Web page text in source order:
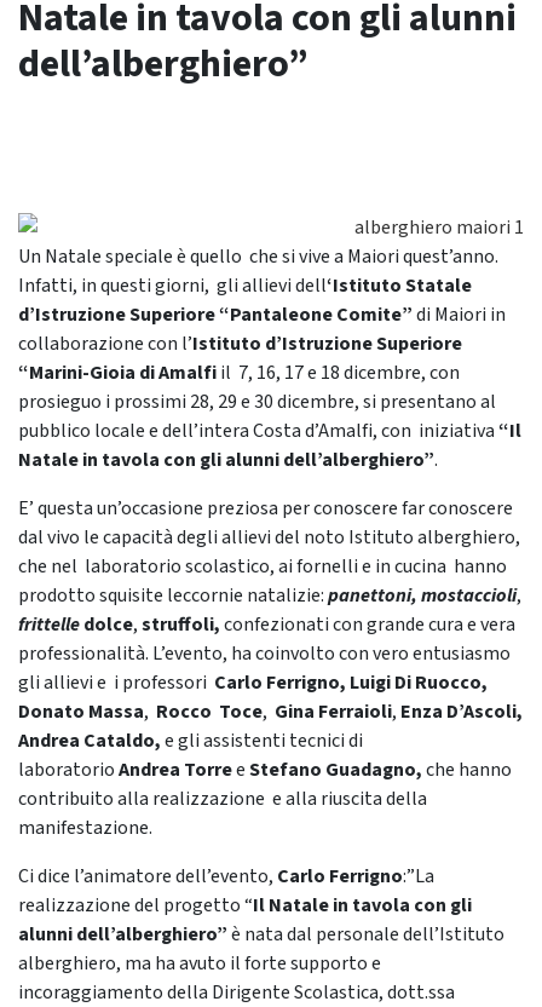
Natale in tavola con gli alunni
dell’alberghiero”
Un Natale speciale è quello che si vive a Maiori quest’anno.
Infatti, in questi giorni, gli allievi dell‘Istituto Statale
d’Istruzione Superiore “Pantaleone Comite”di Maiori in
collaborazione con l’Istituto d’Istruzione Superiore
“Marini-Gioia di Amalfiil 7, 16, 17 e 18 dicembre, con
prosieguo i prossimi 28, 29 e 30 dicembre, si presentano al
pubblico locale e dell’intera Costa d’Amalfi, con iniziativa“Il
Natale in tavola con gli alunnidell’alberghiero”.
E’ questa un’occasione preziosa per conoscere far conoscere
dal vivo le capacità degli allievi del noto Istituto alberghiero,
che nel laboratorio scolastico, ai fornelli e in cucina hanno
prodotto squisite leccornie natalizie:panettoni, mostaccioli,
frittelledolce,struffoli,confezionati con grande cura e vera
professionalità. L’evento, ha coinvolto con vero entusiasmo
gli allievi e i professori Carlo Ferrigno, Luigi Di Ruocco,
Donato Massa, Rocco Toce, Gina Ferraioli, Enza D’Ascoli,
Andrea Cataldo,e gli assistenti tecnici di
laboratorioAndrea TorreeStefano Guadagno,che hanno
contribuito alla realizzazione e alla riuscita della
manifestazione.
Ci dice l’animatore dell’evento, Carlo Ferrigno:”La
realizzazione del progetto “Il Natale in tavola con gli
alunni dell’alberghiero”è nata dal personale dell’Istituto
alberghiero, ma ha avuto il forte supporto e
incoraggiamento della Dirigente Scolastica, dott.ssa